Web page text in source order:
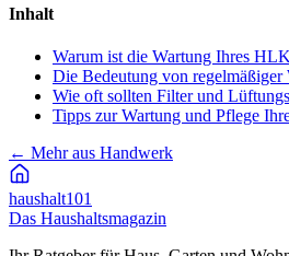
Inhalt
Warum ist die Wartung Ihres
Die Bedeutung von regelmäßiger
Wie oft sollten Filter und
Tipps zur Wartung und Pflege
← Mehr aus Handwerk
haushalt101
Das Haushaltsmagazin